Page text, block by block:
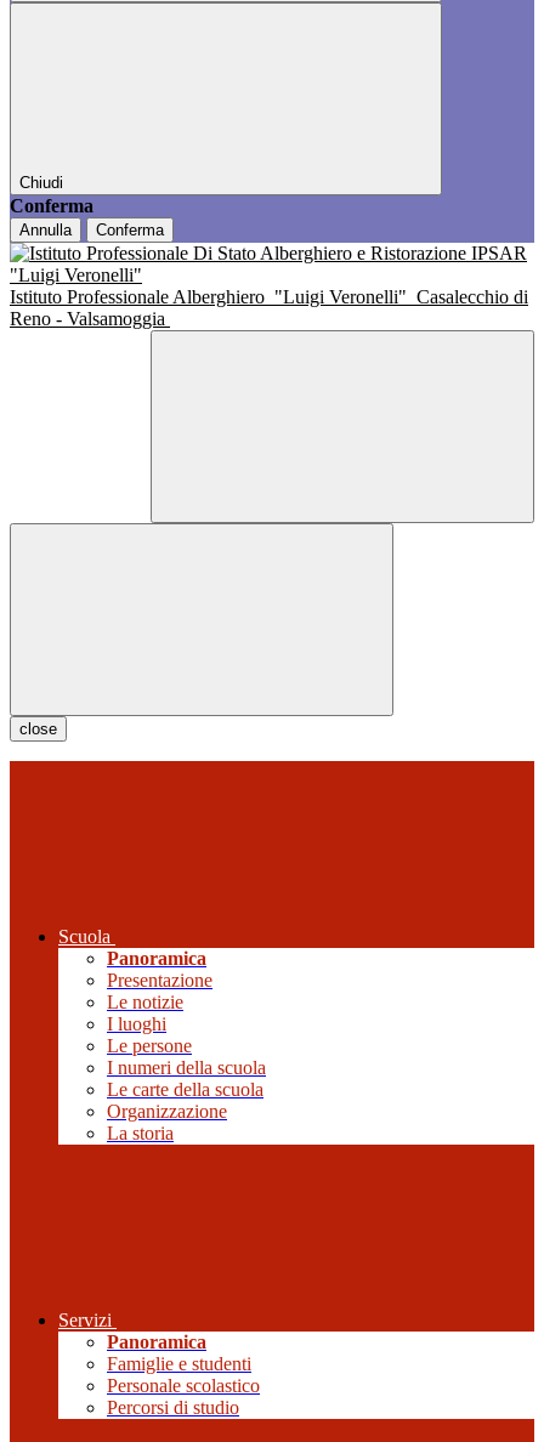
Chiudi
Conferma
Annulla Conferma
Istituto Professionale Alberghiero "Luigi Veronelli" Casalecchio di
Reno - Valsamoggia
close
Scuola
Panoramica
Presentazione
Le notizie
I luoghi
Le persone
I numeri della scuola
Le carte della scuola
Organizzazione
La storia
Servizi
Panoramica
Famiglie e studenti
Personale scolastico
Percorsi di studio